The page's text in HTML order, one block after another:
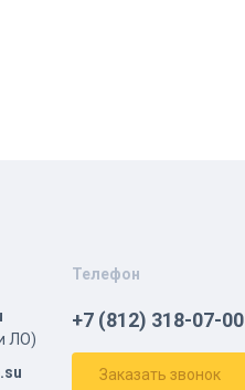
Телефон
ЛО)
+7 (812) 318-07-00
Заказать звонок